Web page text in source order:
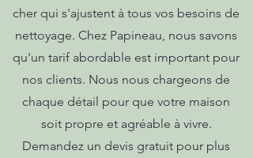
cher qui s'ajustent à tous vos besoins de
nettoyage. Chez Papineau, nous savons
qu'un tarif abordable est important pour
nos clients. Nous nous chargeons de
chaque détail pour que votre maison
soit propre et agréable à vivre.
Demandez un devis gratuit pour plus